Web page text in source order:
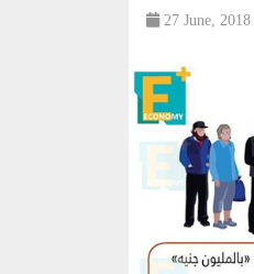
27 June, 2018